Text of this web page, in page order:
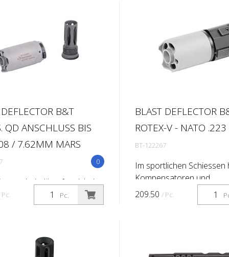
B&T
QD ANSCHLUSS BIS
/ 7.62MM MARS
0
nicht im
enthalten Im
Schiessen haben
Steht man auf dem
Pc.
BLAST DEFLECTOR
ROTEX-V - NATO
BT-122267
Im sportlichen Schiessen
Kompensatoren und
Mündungsfeuerdämpfer
Nachteile. Steht man auf
209.50 / Pc.